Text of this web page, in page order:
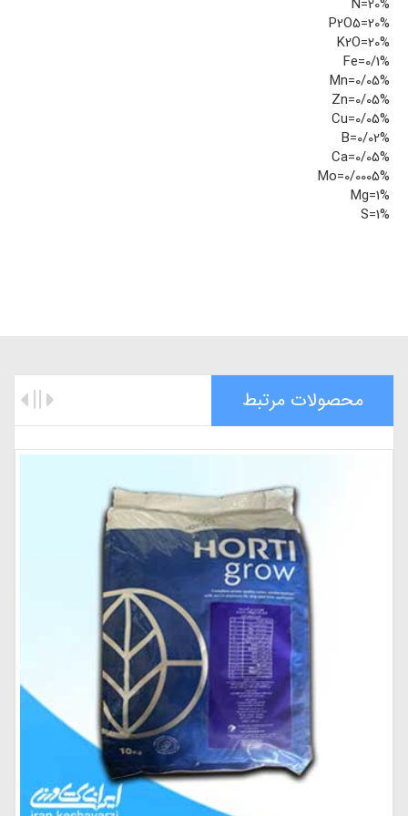
N=20%
P2O5=20%
K2O=20%
Fe=0/1%
Mn=0/05%
Zn=0/05%
Cu=0/05%
B=0/02%
Ca=0/05%
Mo=0/0005%
Mg=1%
S=1%
محصولات مرتبط